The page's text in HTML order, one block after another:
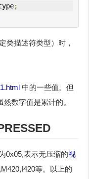
;
类描述符类型）时，
中的一些值。但
数字值是累计的。
0x05,表示无压缩的视
等。以上的